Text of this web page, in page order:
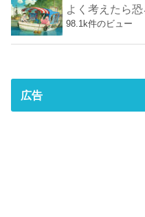
よく考えたら
98.1k件のビュー
広告